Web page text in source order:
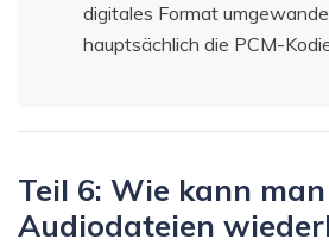
digitales Format
hauptsächlich die PCM-
Teil 6: Wie kann man
Audiodateien